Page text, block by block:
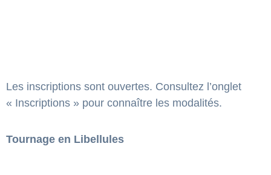
Les inscriptions sont ouvertes. Consultez l’onglet
« Inscriptions » pour connaître les modalités.
Tournage en Libellules